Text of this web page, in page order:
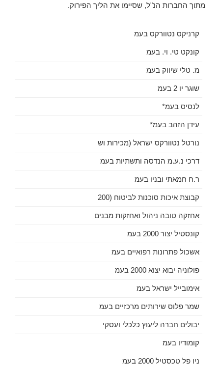
מתוך החברות הנ"ל, שסיימו את הליך הפירוק.
קרניקס נטוורקס בעמ
קונקט טי. וי. בעמ
מ. טלי שיווק בעמ
שוגר יו 2 בעמ
לנסיס בעמ*
עידן הזהב בעמ*
נורטל נטוורקס ישראל (מכירות וש
דרכי נ.ע.מ הנדסה ותשתיות בעמ
ר.ח חמאתי ובניו בעמ
קבוצת איכות סוכנות לביטוח (200
אחזקה טובה ניהול ואחזקות מבנים
קונסטיל יצור 2000 בעמ
אשכול פתרונות רפואיים בעמ
פולוניה יבוא יצוא 2000 בעמ
אימובייל ישראל בעמ
שמר פלוס שירותים מרכזיים בעמ
יבולים חברה ליעוץ כלכלי ועסקי
קומודיו בעמ
ניו פל טכסטיל 2000 בעמ